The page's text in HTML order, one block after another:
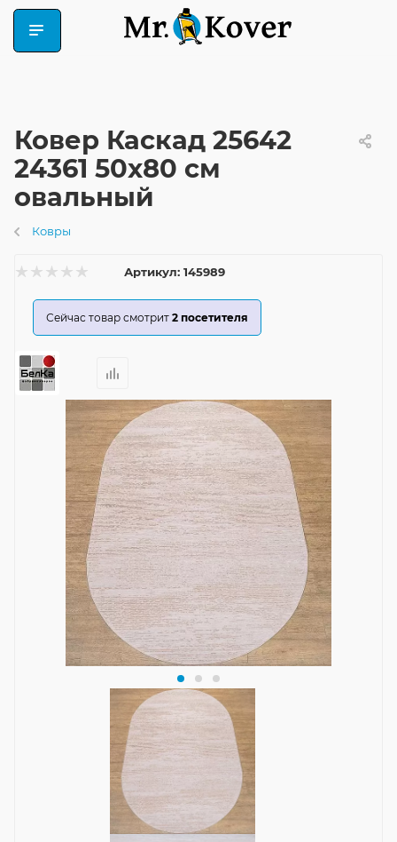
Ковер Каскад 25642
24361 50x80 см
овальный
Ковры
Артикул: 145989
Сейчас товар смотрит 2 посетителя